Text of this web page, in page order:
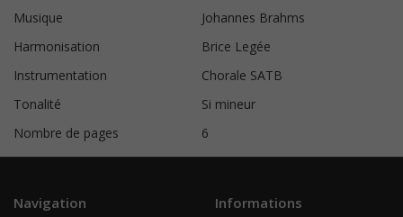
Musique
Johannes Brahms
Harmonisation
Brice Legée
Instrumentation
Chorale SATB
Tonalité
Si mineur
Nombre de pages
6
Navigation Informations